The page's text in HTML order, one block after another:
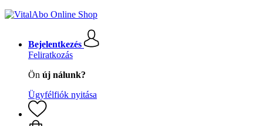
Bejelentkezés
Feliratkozás
Ön új nálunk?
Ügyfélfiók nyitása